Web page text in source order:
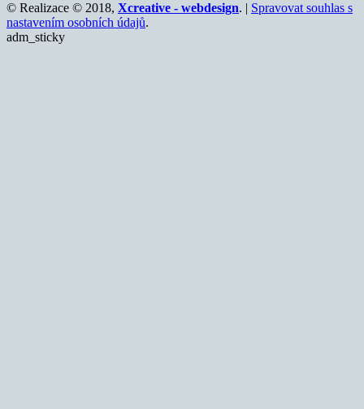
© Realizace © 2018, Xcreative - webdesign. | Spravovat souhlas s
nastavením osobních údajů.
adm_sticky